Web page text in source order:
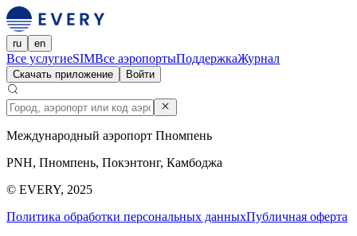
ru en
Все услугиeSIMВсе аэропортыПоддержкаЖурнал
Скачать приложение Войти
Международный аэропорт Пномпень
PNH, Пномпень, Покэнтонг, Камбоджа
© EVERY, 2025
Политика обработки персональных данныхПубличная оферта